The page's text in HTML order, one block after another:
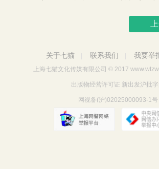
关于七猫 联系我们 我要举
上海七猫文化传媒有限公司 © 2017
出版物经营许可证 新出发沪批
网视备(沪)02025000093-1